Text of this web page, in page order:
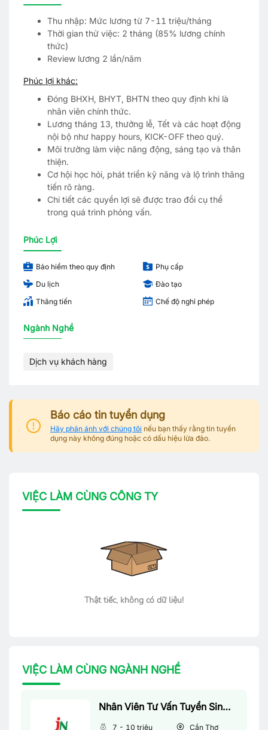
Thu nhập: Mức lương từ 7-11 triệu/tháng
Thời gian thử việc: 2 tháng (85% lương chính
thức)
Review lương 2 lần/năm
Phúc lợi khác:
Đóng BHXH, BHYT, BHTN theo quy định khi là
nhân viên chính thức.
Lương tháng 13, thưởng lễ, Tết và các hoạt động
nội bộ như happy hours, KICK-OFF theo quý.
Môi trường làm việc năng động, sáng tạo và thân
thiện.
Cơ hội học hỏi, phát triển kỹ năng và lộ trình thăng
tiến rõ ràng.
Chi tiết các quyền lợi sẽ được trao đổi cụ thể
trong quá trình phỏng vấn.
Phúc Lợi
Bảo hiểm theo quy định
Phụ cấp
Du lịch
Đào tạo
Thăng tiến
Chế độ nghỉ phép
Ngành Nghề
Dịch vụ khách hàng
Báo cáo tin tuyển dụng
Hãy phản ánh với chúng tôi nếu bạn thấy rằng tin tuyển
dụng này không đúng hoặc có dấu hiệu lừa đảo.
VIỆC LÀM CÙNG CÔNG TY
Thật tiếc, không có dữ liệu!
VIỆC LÀM CÙNG NGÀNH NGHỀ
Nhân Viên Tư Vấn Tuyển Sinh (Làm Việc Tại Văn Phòng)
7 - 10 triệu Cần Thơ